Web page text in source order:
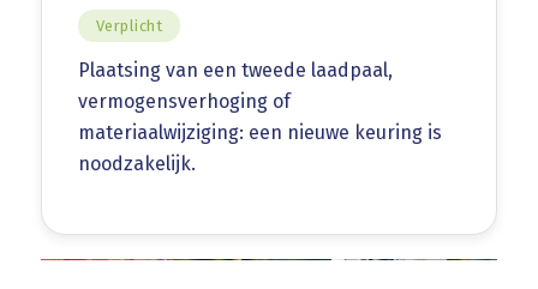
Verplicht
Plaatsing van een tweede laadpaal,
vermogensverhoging of
materiaalwijziging: een nieuwe keuring is
noodzakelijk.